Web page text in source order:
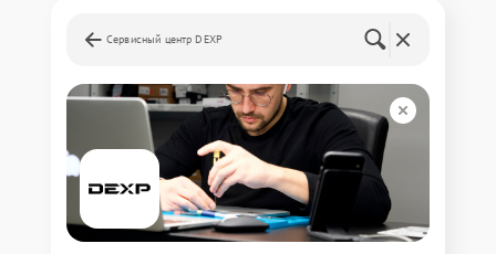
Сервисный центр DEXP